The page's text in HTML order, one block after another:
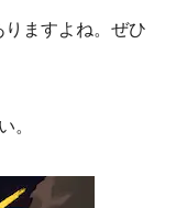
ますよね。ぜひ